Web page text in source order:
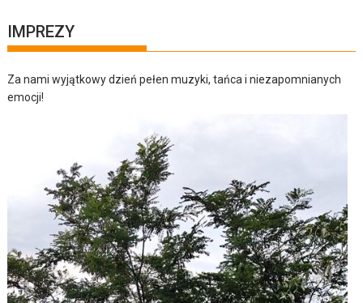
IMPREZY
Za nami wyjątkowy dzień pełen muzyki, tańca i niezapomnianych
emocji!